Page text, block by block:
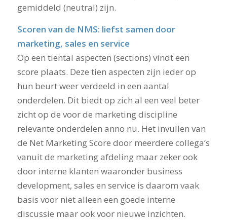
gemiddeld (neutral) zijn.
Scoren van de NMS: liefst samen door
marketing, sales en service
Op een tiental aspecten (sections) vindt een
score plaats. Deze tien aspecten zijn ieder op
hun beurt weer verdeeld in een aantal
onderdelen. Dit biedt op zich al een veel beter
zicht op de voor de marketing discipline
relevante onderdelen anno nu. Het invullen van
de Net Marketing Score door meerdere collega’s
vanuit de marketing afdeling maar zeker ook
door interne klanten waaronder business
development, sales en service is daarom vaak
basis voor niet alleen een goede interne
discussie maar ook voor nieuwe inzichten.